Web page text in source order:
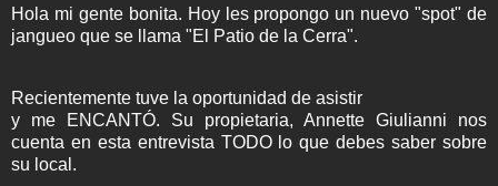
Hola mi gente bonita. Hoy les propongo un nuevo "spot" de
jangueo que se llama "El Patio de la Cerra".
Recientemente tuve la oportunidad de asistir
y me ENCANTÓ. Su propietaria, Annette Giulianni nos
cuenta en esta entrevista TODO lo que debes saber sobre
su local.